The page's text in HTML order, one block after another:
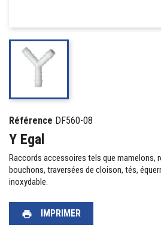
Référence DF560-08
Y Egal
Raccords accessoires tels que mamelons,
bouchons, traversées de cloison, tés,
inoxydable.
print IMPRIMER